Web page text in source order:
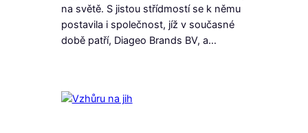
na světě. S jistou střídmostí se k němu
postavila i společnost, jíž v současné
době patří, Diageo Brands BV, a…